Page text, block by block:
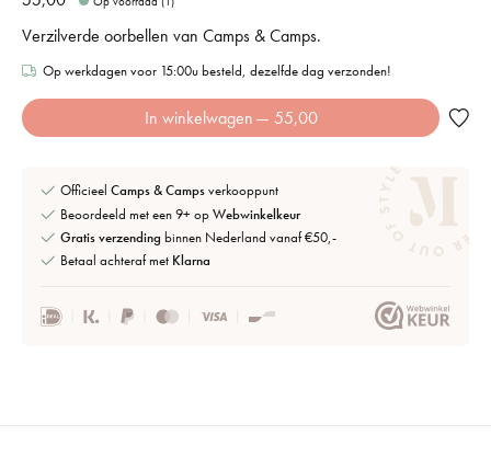
Verzilverde oorbellen van Camps & Camps.
Op werkdagen voor 15:00u besteld, dezelfde dag verzonden!
In winkelwagen — 55,00
Officieel Camps & Campsverkooppunt
Beoordeeld met een 9+ opWebwinkelkeur
Gratis verzending binnen Nederland vanaf €50,-
Betaal achteraf met Klarna